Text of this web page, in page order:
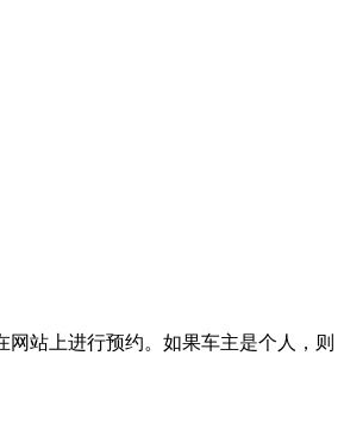
站上进行预约。如果车主是个人，则